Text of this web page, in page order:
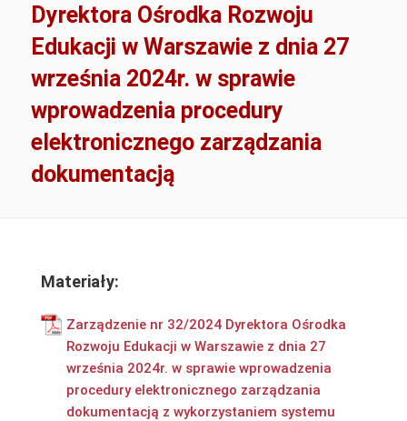
Dyrektora Ośrodka Rozwoju
Edukacji w Warszawie z dnia 27
września 2024r. w sprawie
wprowadzenia procedury
elektronicznego zarządzania
dokumentacją
Materiały:
Zarządzenie nr 32/2024 Dyrektora Ośrodka
Rozwoju Edukacji w Warszawie z dnia 27
września 2024r. w sprawie wprowadzenia
procedury elektronicznego zarządzania
dokumentacją z wykorzystaniem systemu